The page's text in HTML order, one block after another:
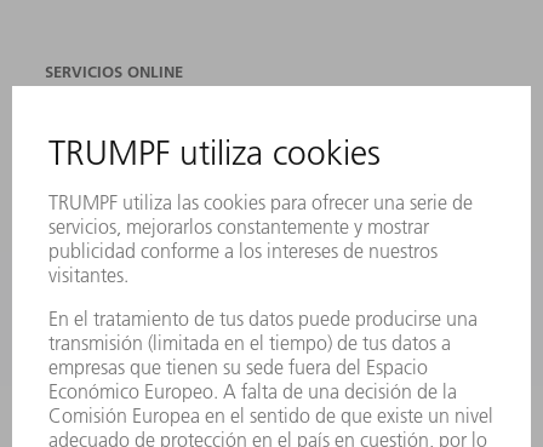
SERVICIOS ONLINE
EVENTOS Y CONVOCATORIAS
REGISTRO PARA EL BOLETÍN INFORMATIVO
FICHAS TÉCNICAS DE SEGURIDAD
PRODUCTOS
MÁQUINAS Y SISTEMAS
LÁSER
HERRAMIENTAS PORTÁTILES
FÁBRICA INTELIGENTE
SOFTWARE
SERVICIOS
APLICACIONES
SECTORES